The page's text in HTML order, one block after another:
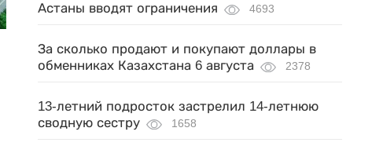
Астаны вводят ограничения
4693
За сколько продают и покупают доллары в
обменниках Казахстана 6 августа
2378
13-летний подросток застрелил 14-летнюю
сводную сестру
1658